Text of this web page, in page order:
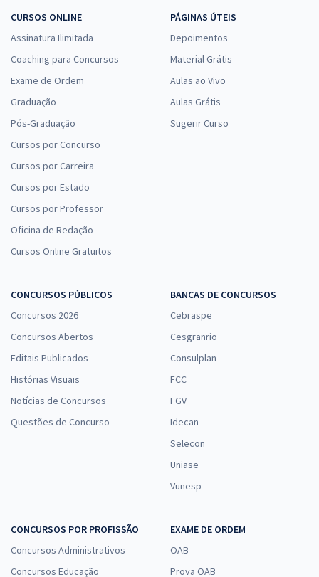
CURSOS ONLINE
Assinatura Ilimitada
Coaching para Concursos
Exame de Ordem
Graduação
Pós-Graduação
Cursos por Concurso
Cursos por Carreira
Cursos por Estado
Cursos por Professor
Oficina de Redação
Cursos Online Gratuitos
PÁGINAS ÚTEIS
Depoimentos
Material Grátis
Aulas ao Vivo
Aulas Grátis
Sugerir Curso
CONCURSOS PÚBLICOS
Concursos 2026
Concursos Abertos
Editais Publicados
Histórias Visuais
Notícias de Concursos
Questões de Concurso
BANCAS DE CONCURSOS
Cebraspe
Cesgranrio
Consulplan
FCC
FGV
Idecan
Selecon
Uniase
Vunesp
CONCURSOS POR PROFISSÃO
Concursos Administrativos
Concursos Educação
EXAME DE ORDEM
OAB
Prova OAB